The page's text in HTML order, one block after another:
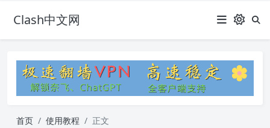
Clash中文网
首页 使用教程 正文